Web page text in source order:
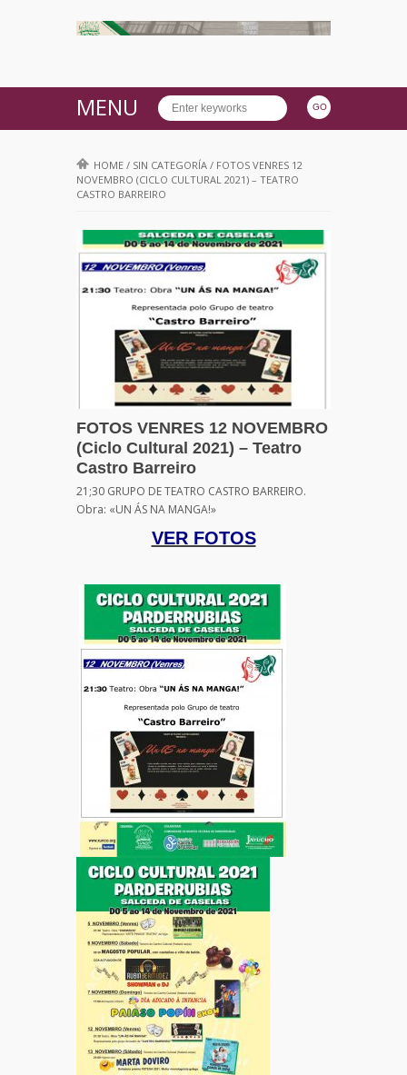
MENU
HOME / SIN CATEGORÍA / FOTOS VENRES 12
NOVEMBRO (CICLO CULTURAL 2021) – TEATRO
CASTRO BARREIRO
FOTOS VENRES 12 NOVEMBRO
(Ciclo Cultural 2021) – Teatro
Castro Barreiro
21;30 GRUPO DE TEATRO CASTRO BARREIRO.
Obra: «UN ÁS NA MANGA!»
VER FOTOS